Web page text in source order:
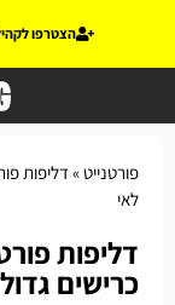
הצטרפו
פורטנייט»דליפות
לאי
דליפות
כרישים